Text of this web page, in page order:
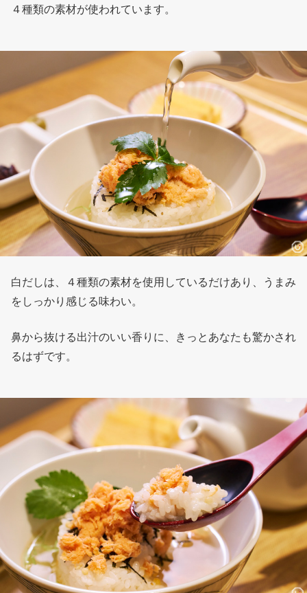
４種類の素材が使われています。
白だしは、４種類の素材を使用しているだけあり、うまみ
をしっかり感じる味わい。
鼻から抜ける出汁のいい香りに、きっとあなたも驚かされ
るはずです。